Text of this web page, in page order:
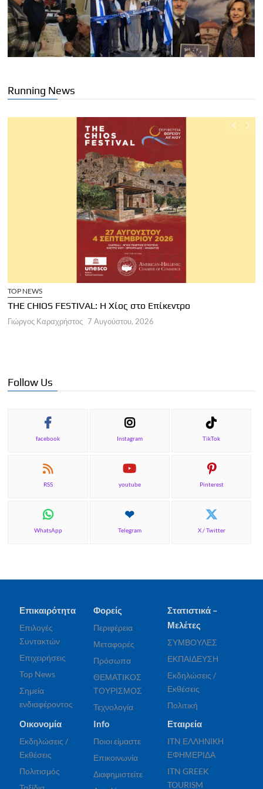
Running News
TOP NEWS
THE CHIOS FESTIVAL: Η Χίος στο Επίκεντρο
Γιώργος Καραχρήστος 7 Αυγούστου, 2026
Follow Us
facebook Instagram TikTok
RSS youtube Pinterest
WhatsApp Telegram X / Twitter
Επικαιρότητα
Επιλογές
Συντακτών
Επιχειρήσεις
Top News
Σημεία
ενδιαφέροντος
Φορείς
Περιφέρεια
Μεταφορές
Πρόσωπα
ΘΕΜΑΤΙΚΟΣ
ΤΟΥΡΙΣΜΟΣ
Τεχνολογία
Στατιστικά –
Μελέτες
ΣΥΜΒΟΥΛΕΣ
ΕΚΠΑΙΔΕΥΣΗ
Εκδηλώσεις /
Εκθέσεις
Πολιτική
Οικονομία
Εκδηλώσεις /
Εκθέσεις
Πολιτισμός
Info
Ποιοι είμαστε
Επικοινωνία
Διαφημιστείτε
Εταιρεία
ITN ΕΛΛΗΝΙΚΗ
ΕΦΗΜΕΡΙΔΑ
ITN GREEK
TOURISM